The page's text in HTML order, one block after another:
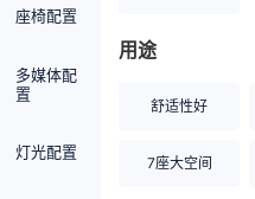
座椅配置
多媒体配
置
灯光配置
用途
舒适性好
7座大空间